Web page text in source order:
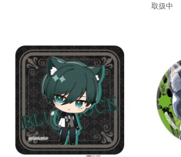
取扱中